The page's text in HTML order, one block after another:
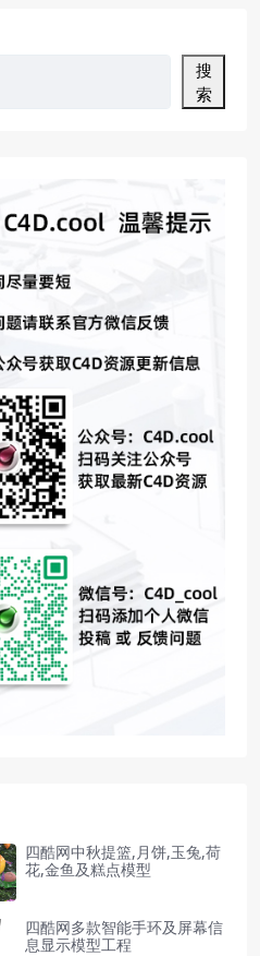
搜
索
四酷网中秋提篮,月饼,玉兔,荷
花,金鱼及糕点模型
四酷网多款智能手环及屏幕信
息显示模型工程